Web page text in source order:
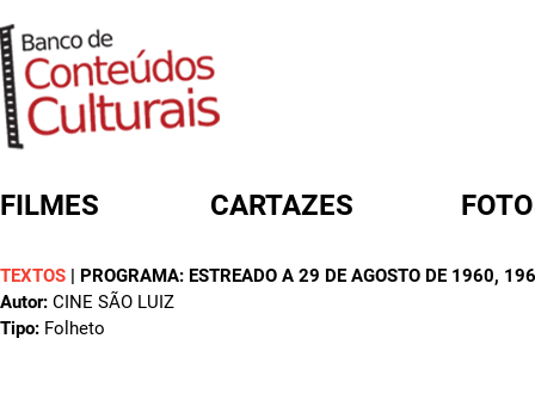
FILMES CARTAZES
TEXTOS | PROGRAMA: ESTREADO A 29 DE AGOSTO DE 1960,
Autor: CINE SÃO LUIZ
Tipo: Folheto
FORMULÁRIO DE BUSCA